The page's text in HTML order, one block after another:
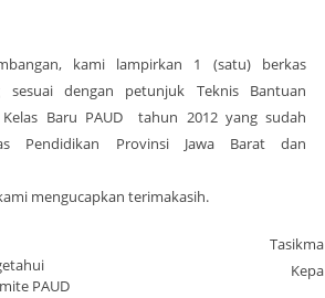
kami lampirkan 1 (satu) berkas
sesuai dengan petunjuk Teknis Bantuan
Kelas Baru PAUD tahun 2012 yang sudah
Pendidikan Provinsi Jawa Barat dan
mengucapkan terimakasih.
PAUD